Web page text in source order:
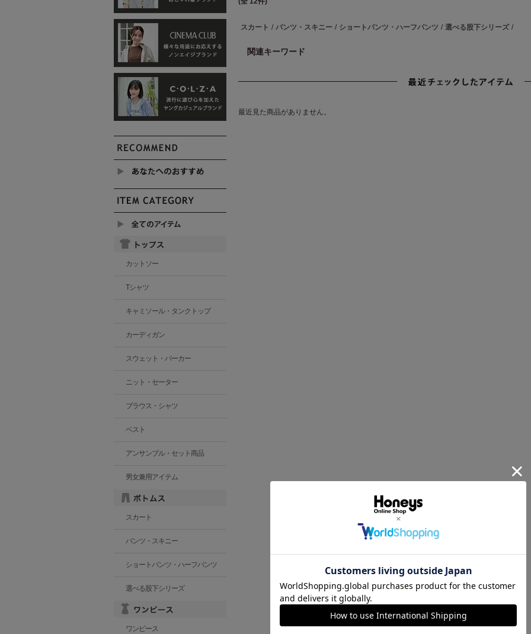
スカート / パンツ・スキニー / ショートパンツ・ハーフパンツ / 選べる股下シリーズ /
関連キーワード
最近見た商品がありません。
カットソー
Tシャツ
キャミソール・タンクトップ
カーディガン
スウェット・パーカー
ニット・セーター
ブラウス・シャツ
ベスト
アンサンブル・セット商品
男女兼用アイテム
スカート
パンツ・スキニー
ショートパンツ・ハーフパンツ
選べる股下シリーズ
ワンピース